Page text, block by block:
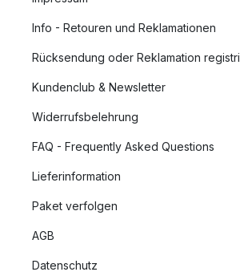
Info - Retouren und Reklamationen
Rücksendung oder Reklamation
Kundenclub & Newsletter
Widerrufsbelehrung
FAQ - Frequently Asked Questions
Lieferinformation
Paket verfolgen
AGB
Datenschutz